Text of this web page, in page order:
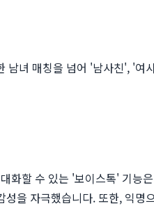
남녀 매칭을 넘어 '남사친', '여
화할 수 있는 '보이스톡' 기능
성을 자극했습니다. 또한, 익명